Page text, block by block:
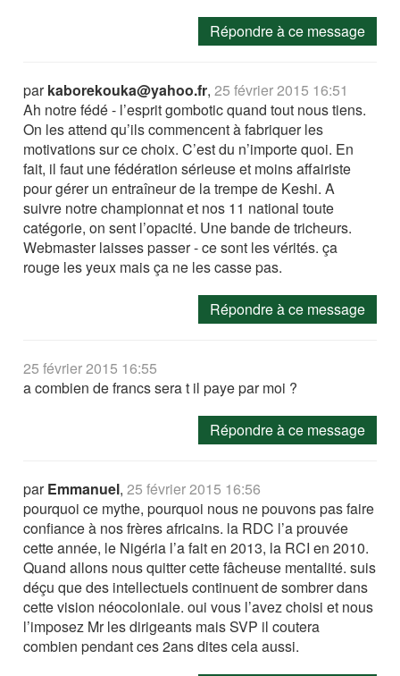
Répondre à ce message
parkaborekouka@yahoo.fr,25 février 2015 16:51
Ah notre fédé - l’esprit gombotic quand tout nous tiens.
On les attend qu’ils commencent à fabriquer les
motivations sur ce choix. C’est du n’importe quoi. En
fait, il faut une fédération sérieuse et moins affairiste
pour gérer un entraîneur de la trempe de Keshi. A
suivre notre championnat et nos 11 national toute
catégorie, on sent l’opacité. Une bande de tricheurs.
Webmaster laisses passer - ce sont les vérités. ça
rouge les yeux mais ça ne les casse pas.
Répondre à ce message
25 février 2015 16:55
a combien de francs sera t il paye par moi ?
Répondre à ce message
parEmmanuel,25 février 2015 16:56
pourquoi ce mythe, pourquoi nous ne pouvons pas faire
confiance à nos frères africains. la RDC l’a prouvée
cette année, le Nigéria l’a fait en 2013, la RCI en 2010.
Quand allons nous quitter cette fâcheuse mentalité. suis
déçu que des intellectuels continuent de sombrer dans
cette vision néocoloniale. oui vous l’avez choisi et nous
l’imposez Mr les dirigeants mais SVP il coutera
combien pendant ces 2ans dites cela aussi.